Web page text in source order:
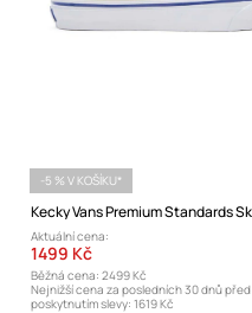
-5 % V KOŠÍKU*
Aktuální cena:
1499 Kč
Běžná cena: 2499 Kč
Nejnižší cena za posledních 30 dnů před
poskytnutím slevy: 1619 Kč